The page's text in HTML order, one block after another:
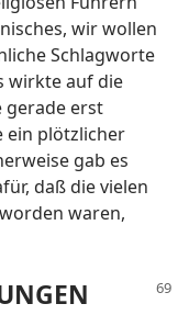
wir wollen
Schlagworte
wirkte auf die
gerade erst
ein plötzlicher
gab es
daß die vielen
waren,